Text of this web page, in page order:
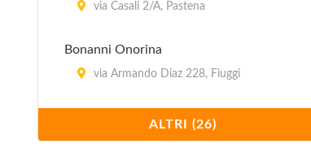
via Casali 2/A, Pastena
Bonanni Onorina
via Armando Diaz 228, Fiuggi
Casina degli Ulivi
via Prenestina snc, Acuto
ALTRI (26)